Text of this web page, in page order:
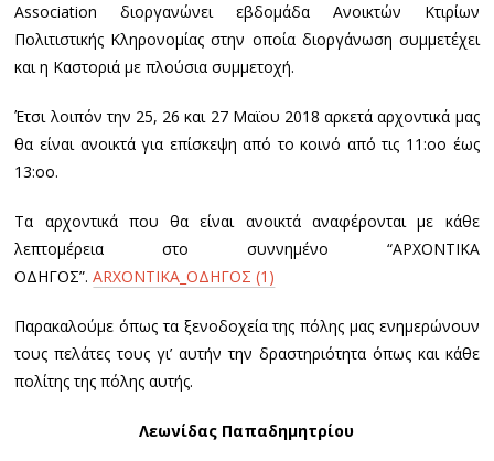
Association διοργανώνει εβδομάδα Ανοικτών Κτιρίων
Πολιτιστικής Κληρονομίας στην οποία διοργάνωση συμμετέχει
και η Καστοριά με πλούσια συμμετοχή.
Έτσι λοιπόν την 25, 26 και 27 Μαϊου 2018 αρκετά αρχοντικά μας
θα είναι ανοικτά για επίσκεψη από το κοινό από τις 11:οο έως
13:οο.
Τα αρχοντικά που θα είναι ανοικτά αναφέρονται με κάθε
λεπτομέρεια στο συννημένο “ΑΡΧΟΝΤΙΚΑ
ΟΔΗΓΟΣ”.ARXONTIKA_OΔΗΓΟΣ (1)
Παρακαλούμε όπως τα ξενοδοχεία της πόλης μας ενημερώνουν
τους πελάτες τους γι’ αυτήν την δραστηριότητα όπως και κάθε
πολίτης της πόλης αυτής.
Λεωνίδας Παπαδημητρίου